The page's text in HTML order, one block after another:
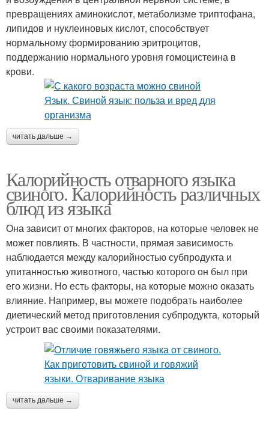
превращениях аминокислот, метаболизме триптофана,
липидов и нуклеиновых кислот, способствует
нормальному формированию эритроцитов,
поддержанию нормального уровня гомоцистеина в
крови.
читать дальше →
Калорийность отварного языка
свиного. Калорийность различных
блюд из языка
Она зависит от многих факторов, на которые человек не
может повлиять. В частности, прямая зависимость
наблюдается между калорийностью субпродукта и
упитанностью животного, частью которого он был при
его жизни. Но есть факторы, на которые можно оказать
влияние. Например, вы можете подобрать наиболее
диетический метод приготовления субпродукта, который
устроит вас своими показателями.
читать дальше →